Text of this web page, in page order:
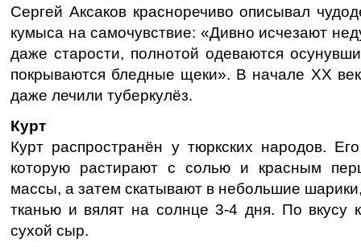
Сергей Аксаков красноречиво описывал
кумыса на самочувствие: «Дивно исчезают
даже старости, полнотой одеваются
покрываются бледные щеки». В начале ХХ
даже лечили туберкулёз.
Курт
Курт распространён у тюркских народов.
которую растирают с солью и красным
массы, а затем скатывают в небольшие
тканью и вялят на солнце 3-4 дня. По вкусу
сухой сыр.